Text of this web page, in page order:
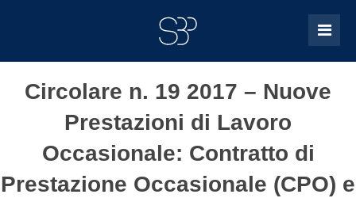
Circolare n. 19 2017 – Nuove
Prestazioni di Lavoro
Occasionale: Contratto di
Prestazione Occasionale (CPO) e